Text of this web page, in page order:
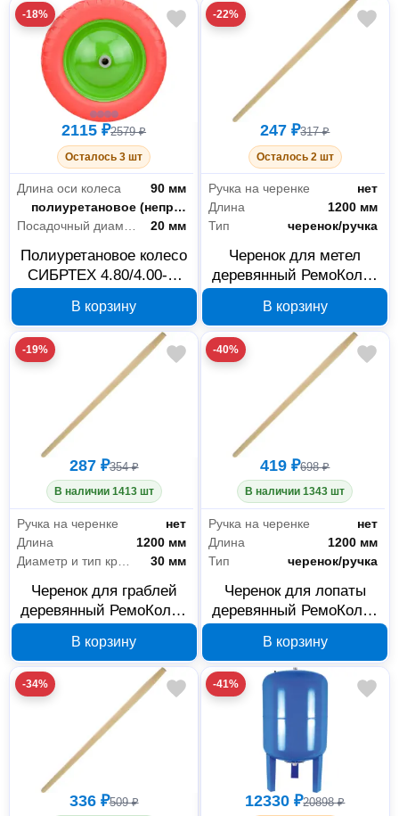
-18%
2115 ₽2579 ₽
Осталось 3 шт
Длина оси колеса
90 мм
Тип шины
полиуретановое (непрокалываемое)
20 мм
Полиуретановое колесо
СИБРТЕХ 4.80/4.00-8,
мм, арт. 689775
В корзину
-22%
247 ₽317 ₽
Осталось 2 шт
Ручка на черенке
нет
Длина
1200 мм
Тип
черенок/ручка
Черенок для метел
деревянный РемоКолор
мм
В корзину
-19%
287 ₽354 ₽
В наличии 1413 шт
Ручка на черенке
нет
Длина
1200 мм
30 мм
Черенок для граблей
деревянный РемоКолор
мм
В корзину
-40%
419 ₽698 ₽
В наличии 1343 шт
Ручка на черенке
нет
Длина
1200 мм
Тип
черенок/ручка
Черенок для лопаты
деревянный РемоКолор
мм
В корзину
-34%
336 ₽509 ₽
-41%
12330 ₽20898 ₽